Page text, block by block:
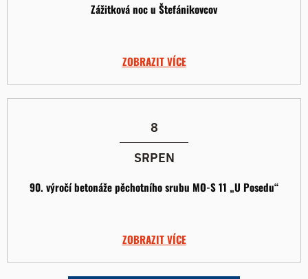
Zážitková noc u Štefánikovcov
ZOBRAZIT VÍCE
8
SRPEN
90. výročí betonáže pěchotního srubu MO-S 11 „U Posedu“
ZOBRAZIT VÍCE